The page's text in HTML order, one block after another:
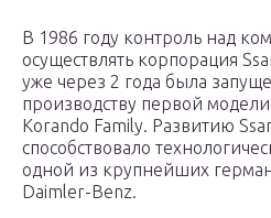
В 1986 году контроль над
осуществлять корпорация
уже через 2 года была
производству первой
Korando Family. Развитию
способствовало
одной из крупнейших
Daimler-Benz.